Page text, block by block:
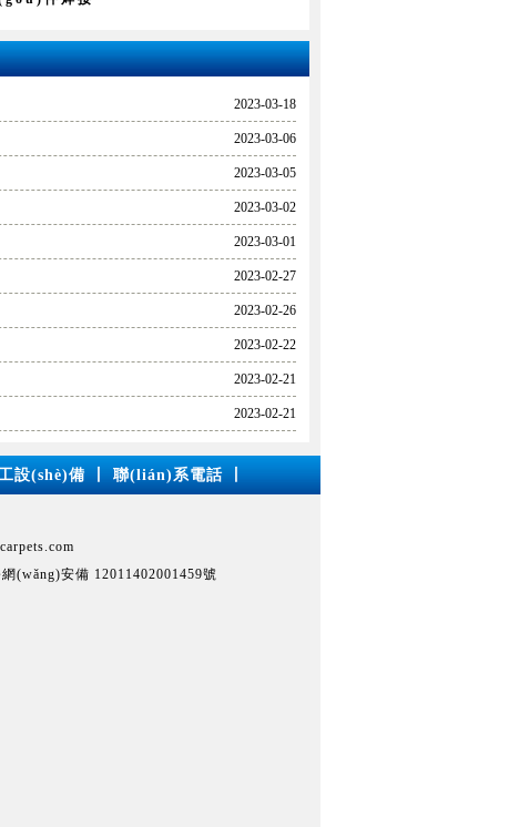
2023-03-18
2023-03-06
2023-03-05
2023-03-02
2023-03-01
2023-02-27
2023-02-26
2023-02-22
2023-02-21
2023-02-21
設(shè)備丨 聯(lián)系電話丨
(wǎng)安備 12011402001459號